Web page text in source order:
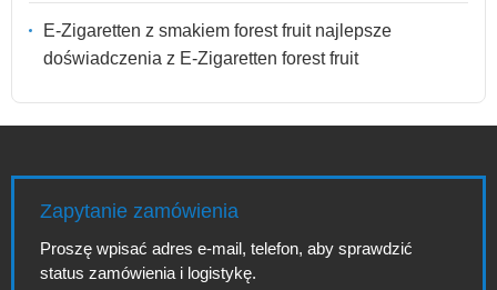
E-Zigaretten z smakiem forest fruit najlepsze
doświadczenia z E-Zigaretten forest fruit
Zapytanie zamówienia
Proszę wpisać adres e-mail, telefon, aby sprawdzić
status zamówienia i logistykę.